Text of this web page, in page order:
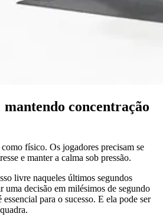
concentração
físico. Os jogadores precisam se
e manter a calma sob pressão.
livre naqueles últimos segundos
uma decisão em milésimos de segundo
para o sucesso. E ela pode ser